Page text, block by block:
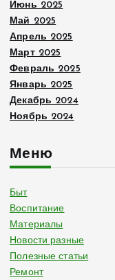
Июнь 2025
Май 2025
Апрель 2025
Март 2025
Февраль 2025
Январь 2025
Декабрь 2024
Ноябрь 2024
Меню
Быт
Воспитание
Материалы
Новости разные
Полезные статьи
Ремонт